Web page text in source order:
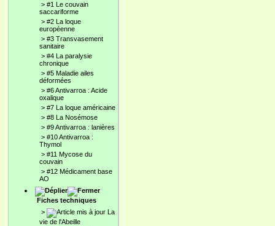
> #1 Le couvain
saccariforme
> #2 La loque
européenne
> #3 Transvasement
sanitaire
> #4 La paralysie
chronique
> #5 Maladie ailes
déformées
> #6 Antivarroa : Acide
oxalique
> #7 La loque américaine
> #8 La Nosémose
> #9 Antivarroa : lanières
> #10 Antivarroa :
Thymol
> #11 Mycose du
couvain
> #12 Médicament base
AO
Fiches techniques
>
La
vie de l'Abeille